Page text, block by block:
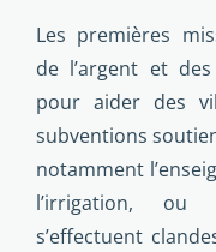
Les premières
de l’argent et
pour aider des
subventions
notamment
l’irrigation, ou
s’effectuent